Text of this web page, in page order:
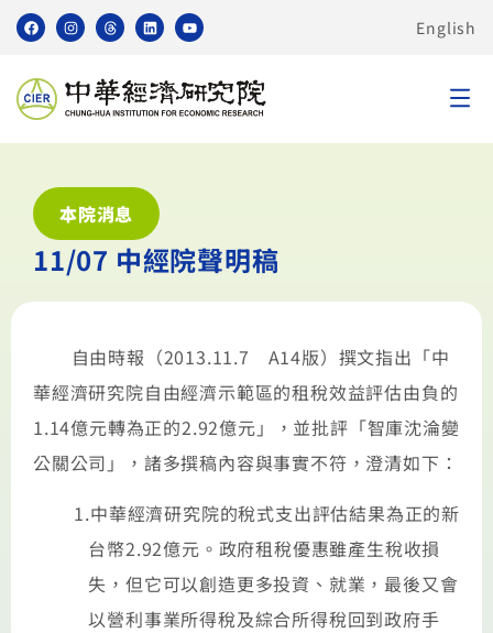
English
本院消息
11/07 中經院聲明稿
自由時報（2013.11.7 A14版）撰文指出「中
華經濟研究院自由經濟示範區的租稅效益評估由負的
1.14億元轉為正的2.92億元」，並批評「智庫沈淪變
公關公司」，諸多撰稿內容與事實不符，澄清如下：
1.中華經濟研究院的稅式支出評估結果為正的新
台幣2.92億元。政府租稅優惠雖產生稅收損
失，但它可以創造更多投資、就業，最後又會
以營利事業所得稅及綜合所得稅回到政府手